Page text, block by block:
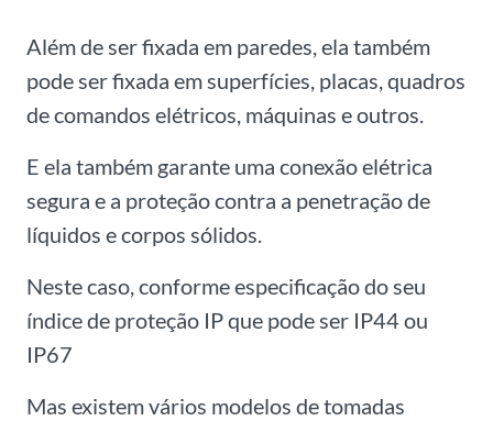
Além de ser fixada em paredes, ela também
pode ser fixada em superfícies, placas, quadros
de comandos elétricos, máquinas e outros.
E ela também garante uma conexão elétrica
segura e a proteção contra a penetração de
líquidos e corpos sólidos.
Neste caso, conforme especificação do seu
índice de proteção IP que pode ser IP44 ou
IP67
Mas existem vários modelos de tomadas